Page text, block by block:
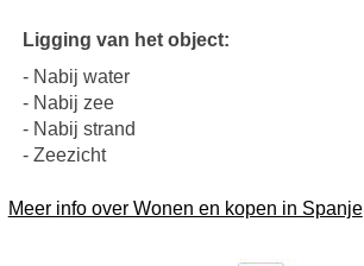
Ligging van het object:
- Nabij water
- Nabij zee
- Nabij strand
- Zeezicht
Meer info over Wonen en kopen in Spanje